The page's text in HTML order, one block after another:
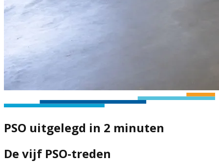
PSO uitgelegd in 2 minuten
De vijf PSO-treden